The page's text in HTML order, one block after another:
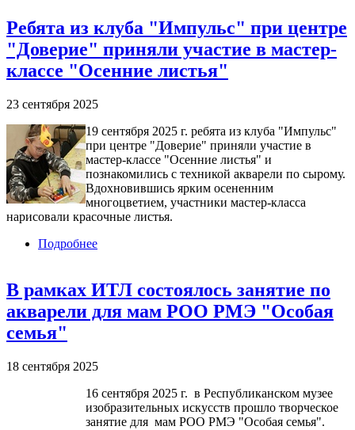
Ребята из клуба "Импульс" при центре
"Доверие" приняли участие в мастер-
классе "Осенние листья"
23 сентября 2025
19 сентября 2025 г. ребята из клуба "Импульс"
при центре "Доверие" приняли участие в
мастер-классе "Осенние листья" и
познакомились с техникой акварели по сырому.
Вдохновившись ярким осененним
многоцветием, участники мастер-класса
нарисовали красочные листья.
Подробнее
В рамках ИТЛ состоялось занятие по
акварели для мам РОО РМЭ "Особая
семья"
18 сентября 2025
16 сентября 2025 г. в Республиканском музее
изобразительных искусств прошло творческое
занятие для мам РОО РМЭ "Особая семья".